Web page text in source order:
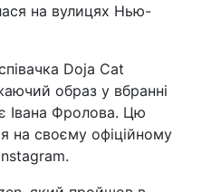
на вулицях Нью-
Doja Cat
образ у вбранні
Івана Фролова. Цю
на своєму офіційному